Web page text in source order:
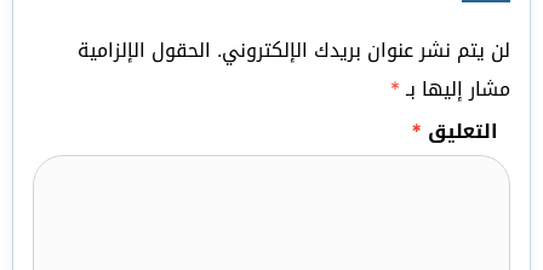
لن يتم نشر عنوان بريدك الإلكتروني. الحقول الإلزامية
مشار إليها بـ*
التعليق *